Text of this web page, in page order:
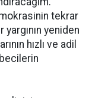
tekrar
yeniden
hızlı ve adil